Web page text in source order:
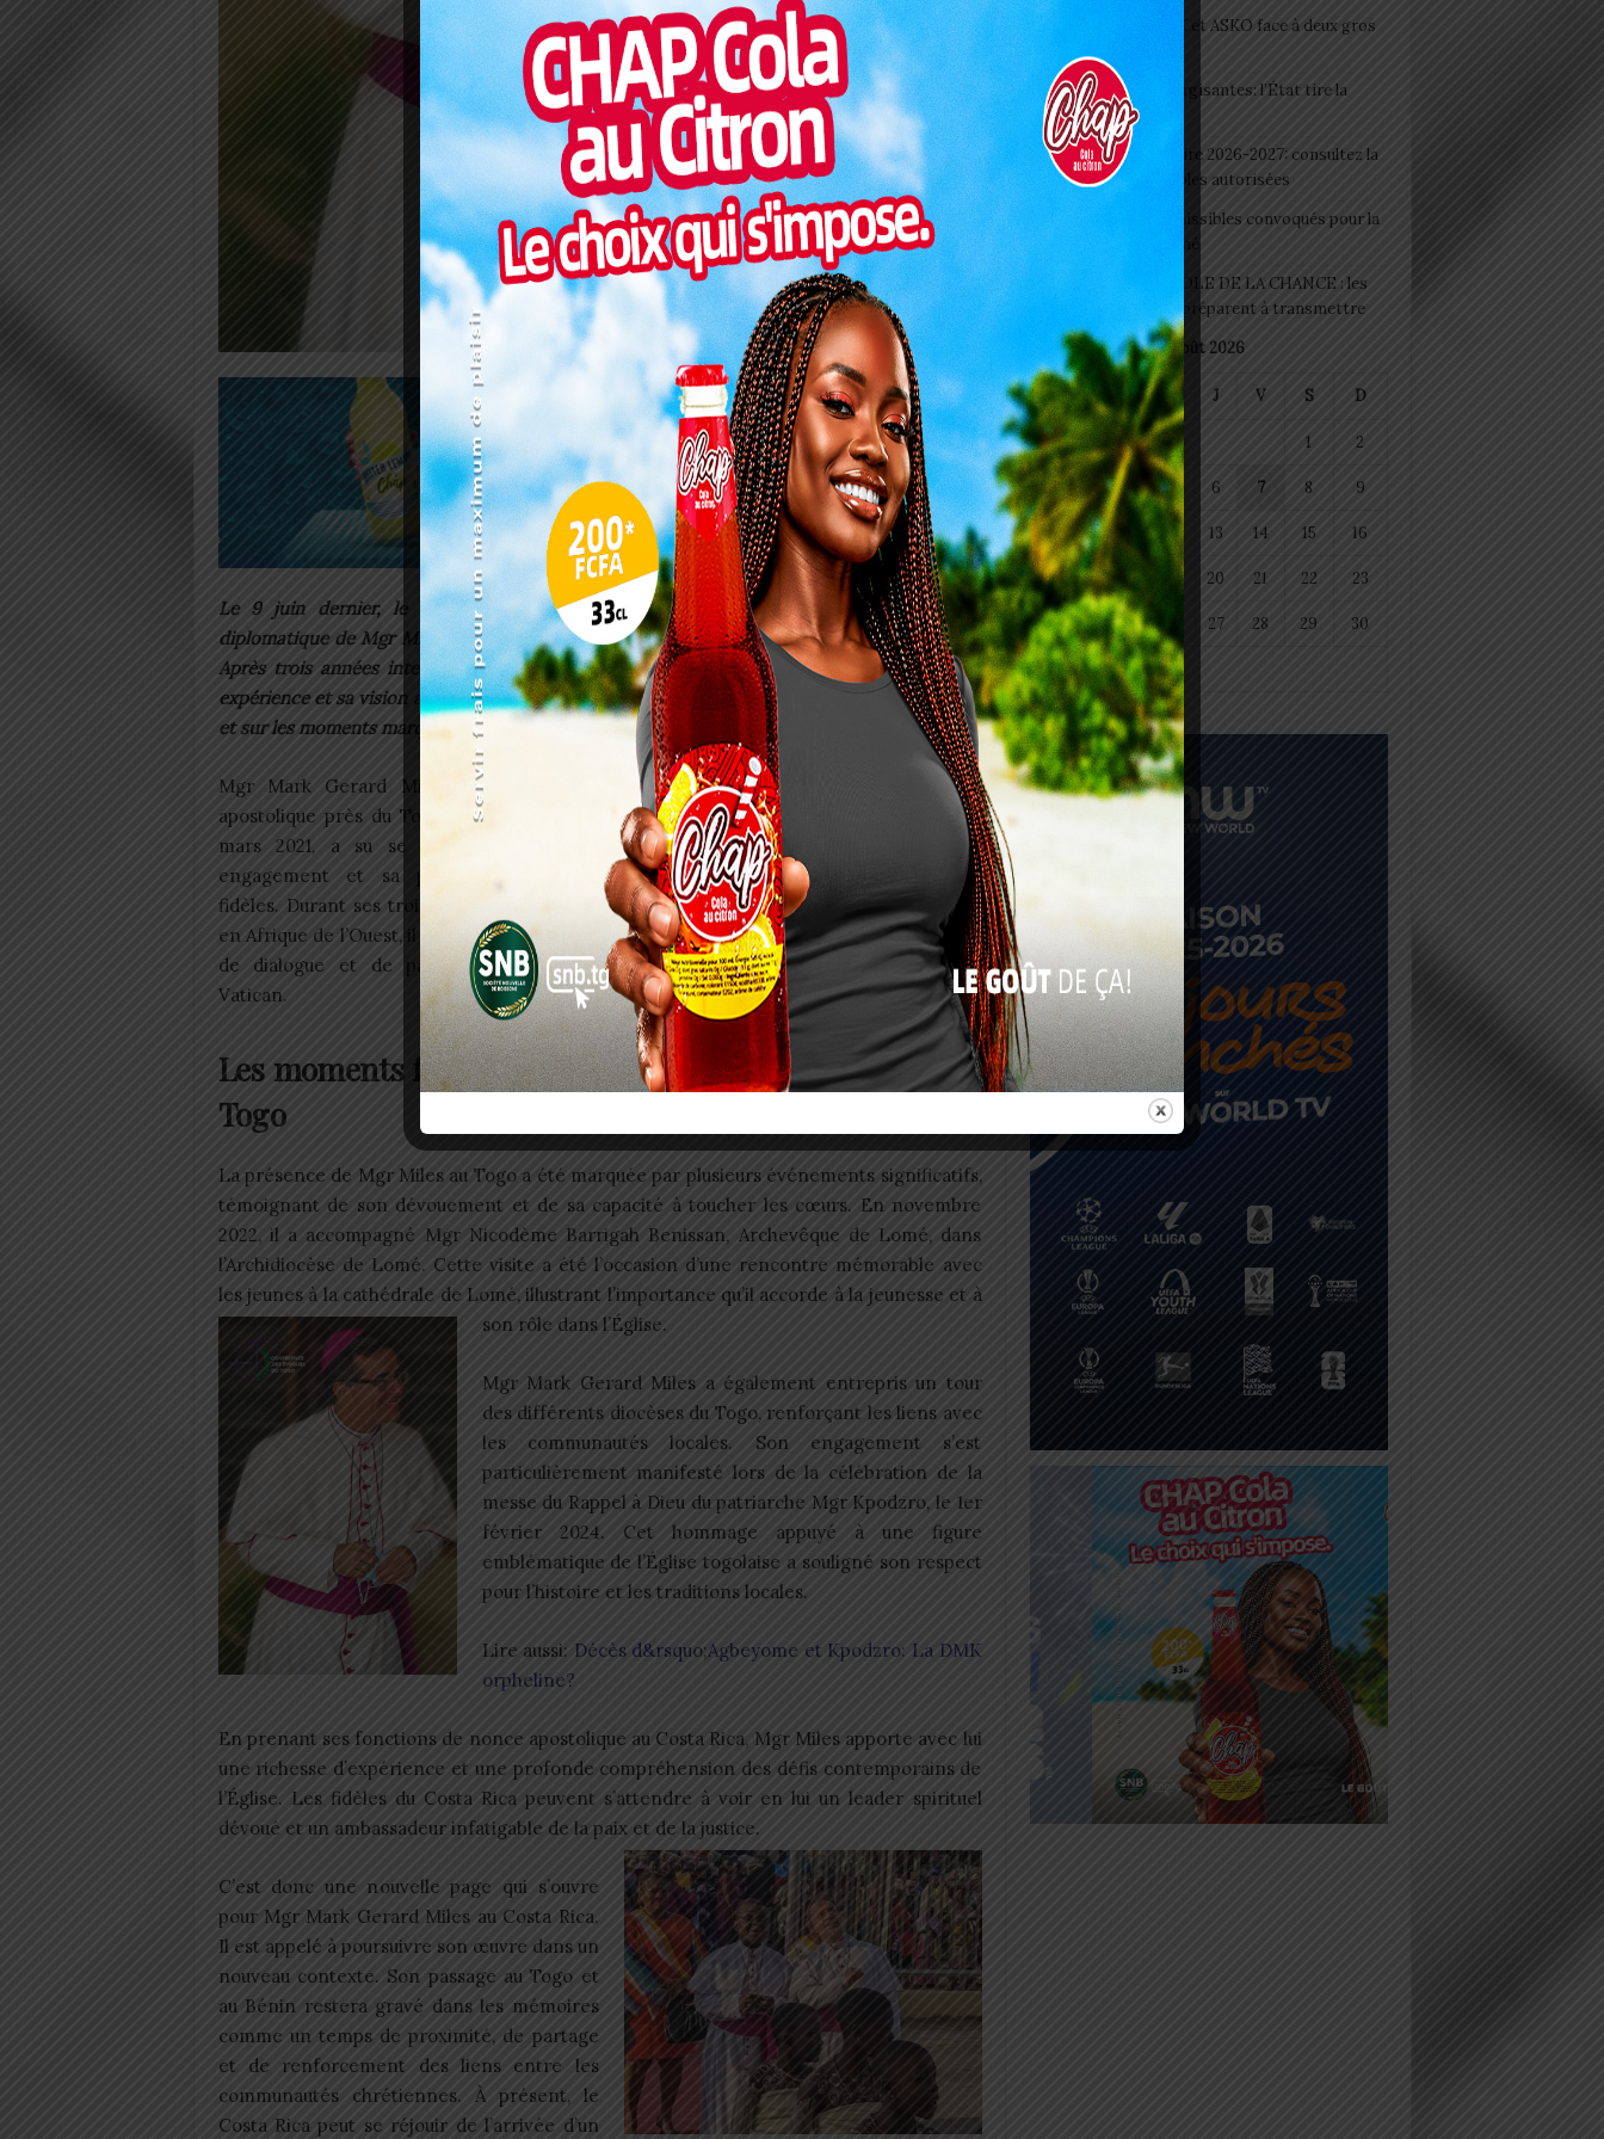
Le 9 juin dernier, le Pape François a marqué une nouvelle étape dans la carrière
diplomatique de Mgr Mark Gerard Miles en le nommant nonce apostolique au Costa Rica.
Après trois années intenses au Togo et au Bénin, Mgr Miles se prépare à apporter son
expérience et sa vision à l’Église du Costa Rica. Retour sur le parcours de cet éminent prélat
et sur les moments marquants de sa mission au Togo.
Mgr Mark Gerard Miles, nommé nonce
apostolique près du Togo et du Bénin le 2
mars 2021, a su se distinguer par son
engagement et sa
fidèles. Durant ses trois années de mission
en Afrique de l’Ouest, il a incarné les valeurs
de dialogue et de paix prônées par le
Vatican.
Les moments forts du mandat de Mark Gerard Miles au
Togo
La présence de Mgr Miles au Togo a été marquée par plusieurs événements significatifs,
témoignant de son dévouement et de sa capacité à toucher les cœurs. En novembre
2022, il a accompagné Mgr Nicodème Barrigah Benissan, Archevêque de Lomé, dans
l’Archidiocèse de Lomé. Cette visite a été l’occasion d’une rencontre mémorable avec
les jeunes à la cathédrale de Lomé, illustrant l’importance qu’il accorde à la jeunesse et à
son rôle dans l’Église.
Mgr Mark Gerard Miles a également entrepris un tour
des différents diocèses du Togo, renforçant les liens avec
les communautés locales. Son engagement s’est
particulièrement manifesté lors de la célébration de la
messe du Rappel à Dieu du patriarche Mgr Kpodzro, le 1er
février 2024. Cet hommage appuyé à une figure
emblématique de l’Église togolaise a souligné son respect
pour l’histoire et les traditions locales.
Lire aussi: Décès d&rsquo;Agbeyome et Kpodzro: La DMK
orpheline?
En prenant ses fonctions de nonce apostolique au Costa Rica, Mgr Miles apporte avec lui
une richesse d’expérience et une profonde compréhension des défis contemporains de
l’Église. Les fidèles du Costa Rica peuvent s’attendre à voir en lui un leader spirituel
dévoué et un ambassadeur infatigable de la paix et de la justice.
C’est donc une nouvelle page qui s’ouvre
pour Mgr Mark Gerard Miles au Costa Rica.
Il est appelé à poursuivre son œuvre dans un
nouveau contexte. Son passage au Togo et
au Bénin restera gravé dans les mémoires
comme un temps de proximité, de partage
et de renforcement des liens entre les
communautés chrétiennes. À présent, le
Costa Rica peut se réjouir de l’arrivée d’un
Interclubs CAF: ASCK et ASKO face à deux gros
morceaux
Togo/ Boissons énergisantes: l’État tire la
sonnette d’alarme
Togo/ Rentrée scolaire 2026-2027: consultez la
liste officielle des écoles autorisées
ESSAL 2026 : les admissibles convoqués pour la
visite médicale à Lomé
SWEDD+ Togo / ECOLE DE LA CHANCE : les
maitres-artisans se préparent à transmettre
août 2026
L M M J V S D
1 2
3 4 5 6 7 8 9
10 11 12 13 14 15 16
17 18 20 21 22 23
24 25 26 27 28 29 30
31
« Juil